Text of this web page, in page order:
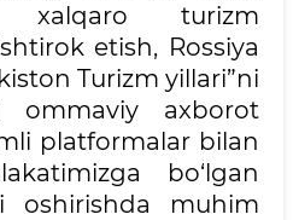
xalqaro turizm
etish, Rossiya
Turizm yillari”ni
ommaviy axborot
platformalar bilan
bo‘lgan
oshirishda muhim